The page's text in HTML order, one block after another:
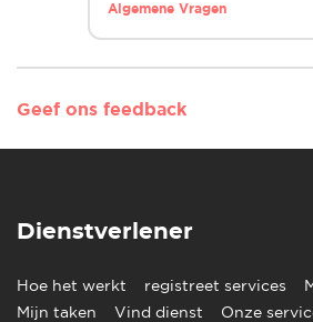
Algemene Vragen
Geef ons feedback
Dienstverlener
Hoe het werkt registreet services
Mijn taken
Vind dienst Onze